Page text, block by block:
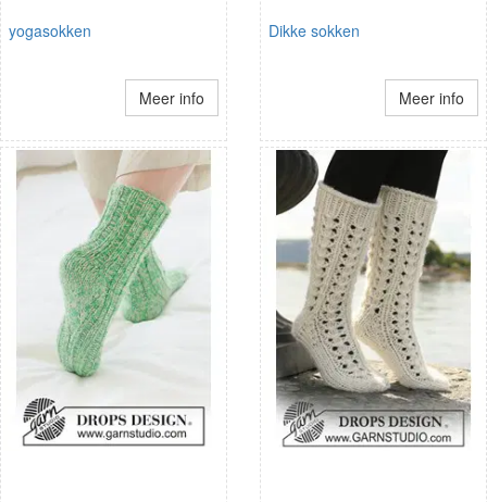
yogasokken
Meer info
Dikke sokken
Meer info